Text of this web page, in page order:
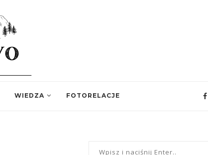
WIEDZA FOTORELACJE